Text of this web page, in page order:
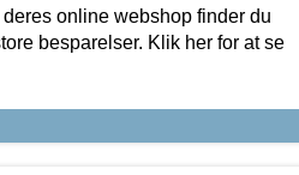
online webshop finder du
besparelser. Klik her for at se